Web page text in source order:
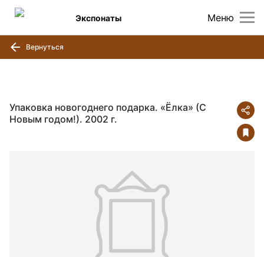
Меню
Экспонаты
Вернуться
Упаковка новогоднего подарка. «Ёлка» (С
Новым годом!). 2002 г.